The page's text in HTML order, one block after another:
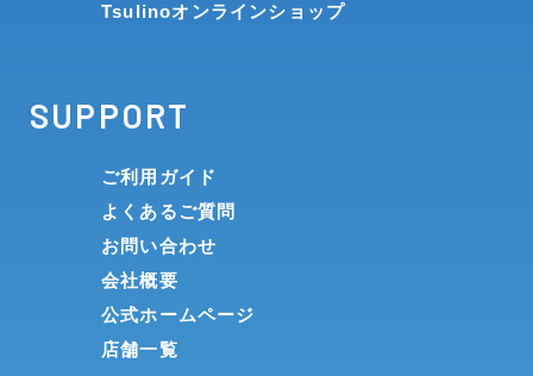
Tsulinoオンラインショップ
SUPPORT
ご利用ガイド
よくあるご質問
お問い合わせ
会社概要
公式ホームページ
店舗一覧